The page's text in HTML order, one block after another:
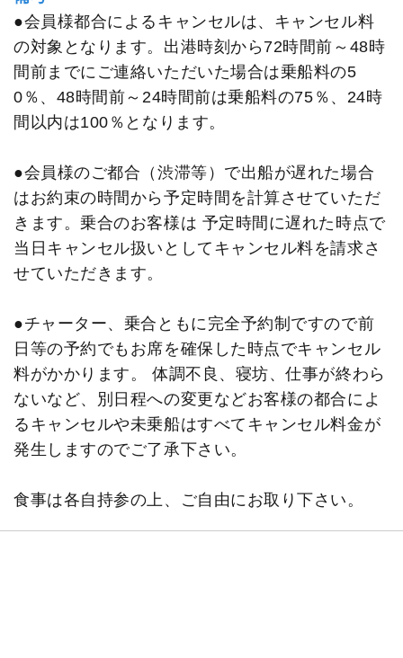
●会員様都合によるキャンセルは、キャンセル料
の対象となります。出港時刻から72時間前～48時
間前までにご連絡いただいた場合は乗船料の5
0％、48時間前～24時間前は乗船料の75％、24時
間以内は100％となります。
●会員様のご都合（渋滞等）で出船が遅れた場合
はお約束の時間から予定時間を計算させていただ
きます。乗合のお客様は 予定時間に遅れた時点で
当日キャンセル扱いとしてキャンセル料を請求さ
せていただきます。
●チャーター、乗合ともに完全予約制ですので前
日等の予約でもお席を確保した時点でキャンセル
料がかかります。 体調不良、寝坊、仕事が終わら
ないなど、別日程への変更などお客様の都合によ
るキャンセルや未乗船はすべてキャンセル料金が
発生しますのでご了承下さい。
食事は各自持参の上、ご自由にお取り下さい。